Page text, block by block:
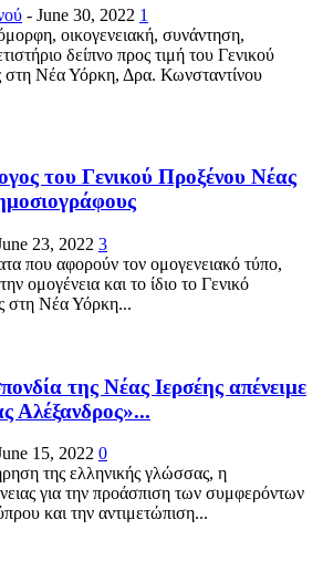
- June 30, 2022 1
οικογενειακή, συνάντηση,
δείπνο προς τιμή του Γενικού
στη Νέα Υόρκη, Δρα. Κωνσταντίνου
του Γενικού Προξένου Νέας
23, 2022 3
αφορούν τον ομογενειακό τύπο,
ομογένεια και το ίδιο το Γενικό
στη Νέα Υόρκη...
της Νέας Ιερσέης απένειμε
Αλέξανδρος»...
15, 2022 0
της ελληνικής γλώσσας, η
για την προάσπιση των συμφερόντων
και την αντιμετώπιση...